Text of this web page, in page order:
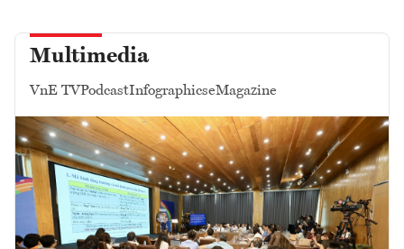
Multimedia
VnE TVPodcastInfographicseMagazine